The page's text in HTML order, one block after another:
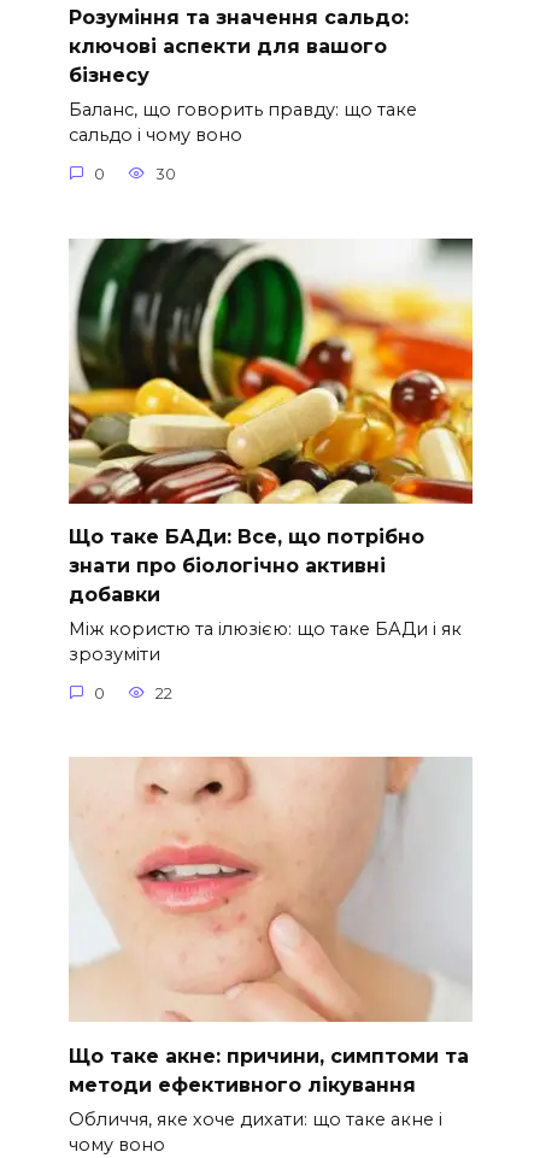
Розуміння та значення сальдо:
ключові аспекти для вашого
бізнесу
Баланс, що говорить правду: що таке
сальдо і чому воно
0 30
Що таке БАДи: Все, що потрібно
знати про біологічно активні
добавки
Між користю та ілюзією: що таке БАДи і як
зрозуміти
0 22
Що таке акне: причини, симптоми та
методи ефективного лікування
Обличчя, яке хоче дихати: що таке акне і
чому воно